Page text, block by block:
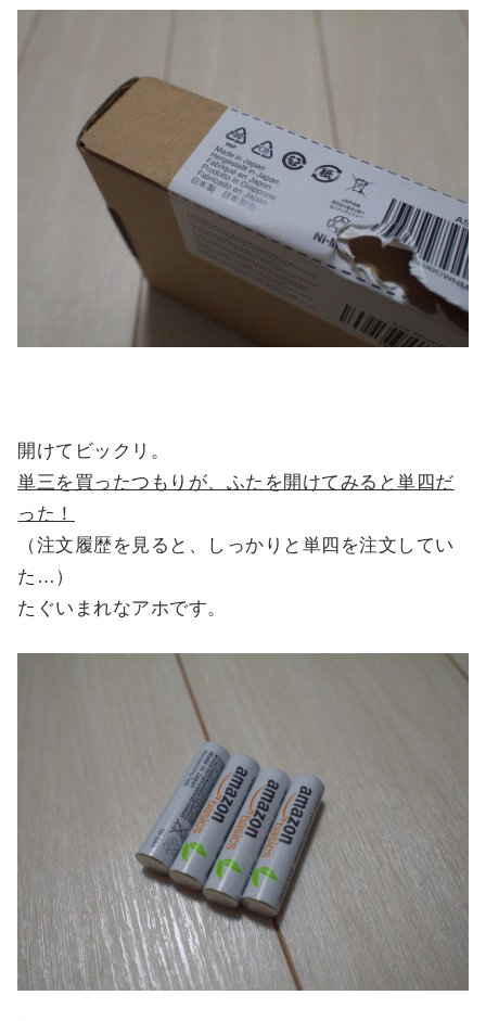
開けてビックリ。
単三を買ったつもりが、ふたを開けてみると単四だ
った！
（注文履歴を見ると、しっかりと単四を注文してい
た…）
たぐいまれなアホです。